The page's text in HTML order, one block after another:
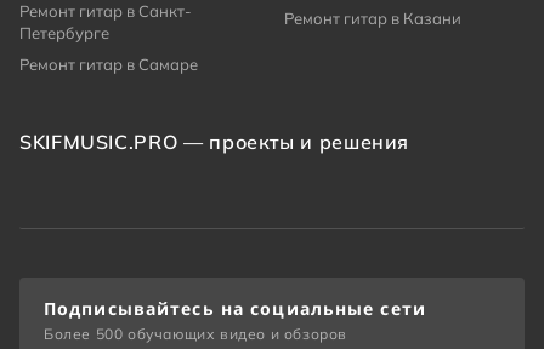
Ремонт гитар в Санкт-
Петербурге
Ремонт гитар в Казани
Ремонт гитар в Самаре
SKIFMUSIC.PRO — проекты и решения
Подписывайтесь на социальные сети
Более 500 обучающих видео и обзоров